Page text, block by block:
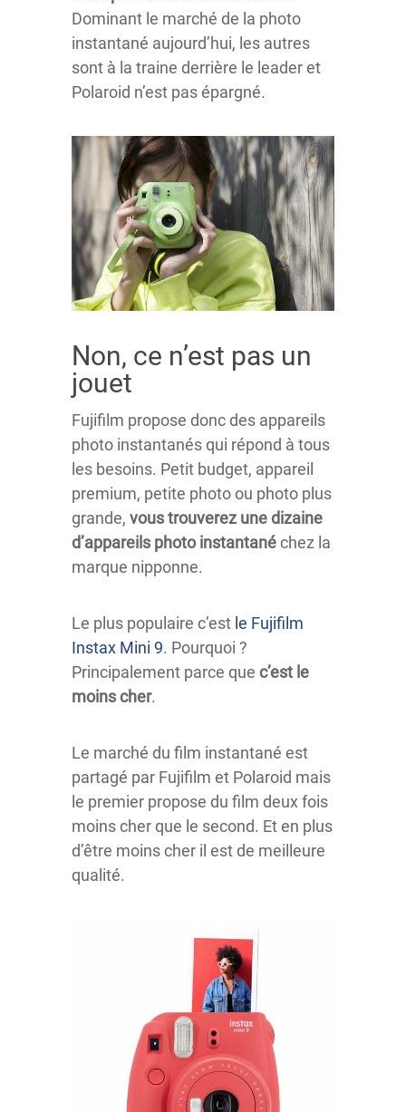
Dominant le marché de la photo
instantané aujourd’hui, les autres
sont à la traine derrière le leader et
Polaroid n’est pas épargné.
Non, ce n’est pas un
jouet
Fujifilm propose donc des appareils
photo instantanés qui répond à tous
les besoins. Petit budget, appareil
premium, petite photo ou photo plus
grande, vous trouverez une dizaine
d’appareils photo instantanéchez la
marque nipponne.
Le plus populaire c’est le Fujifilm
Instax Mini 9. Pourquoi ?
Principalement parce que c’est le
moins cher.
Le marché du film instantané est
partagé par Fujifilm et Polaroid mais
le premier propose du film deux fois
moins cher que le second. Et en plus
d’être moins cher il est de meilleure
qualité.